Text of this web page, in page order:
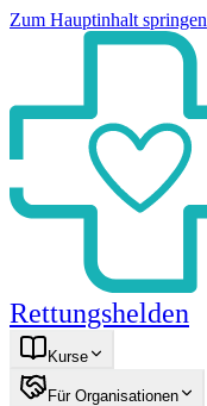
Zum Hauptinhalt springen
Rettungshelden
Kurse
Für Organisationen